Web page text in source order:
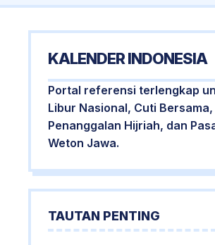
KALENDER INDONESIA
Portal referensi terlengkap
Libur Nasional, Cuti Bersama,
Penanggalan Hijriah, dan
Weton Jawa.
TAUTAN PENTING